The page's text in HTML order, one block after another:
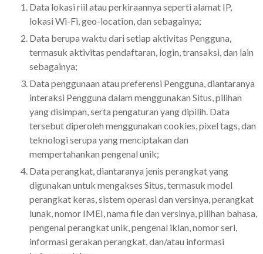
Data lokasi riil atau perkiraannya seperti alamat IP,
lokasi Wi-Fi, geo-location, dan sebagainya;
Data berupa waktu dari setiap aktivitas Pengguna,
termasuk aktivitas pendaftaran, login, transaksi, dan lain
sebagainya;
Data penggunaan atau preferensi Pengguna, diantaranya
interaksi Pengguna dalam menggunakan Situs, pilihan
yang disimpan, serta pengaturan yang dipilih. Data
tersebut diperoleh menggunakan cookies, pixel tags, dan
teknologi serupa yang menciptakan dan
mempertahankan pengenal unik;
Data perangkat, diantaranya jenis perangkat yang
digunakan untuk mengakses Situs, termasuk model
perangkat keras, sistem operasi dan versinya, perangkat
lunak, nomor IMEI, nama file dan versinya, pilihan bahasa,
pengenal perangkat unik, pengenal iklan, nomor seri,
informasi gerakan perangkat, dan/atau informasi